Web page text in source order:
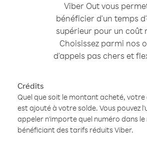
Viber Out vous
bénéficier d'un temps
supérieur pour un coût
Choisissez parmi nos
d'appels pas chers et
Crédits
Quel que soit le montant acheté,
est ajouté à votre solde. Vous pouvez
appeler n'importe quel numéro dans le
bénéficiant des tarifs réduits Viber.